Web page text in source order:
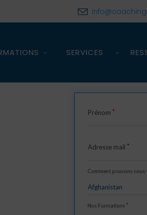
SERVICES
Prénom
Adresse mail
Comment pouvons nous
Nos Formations